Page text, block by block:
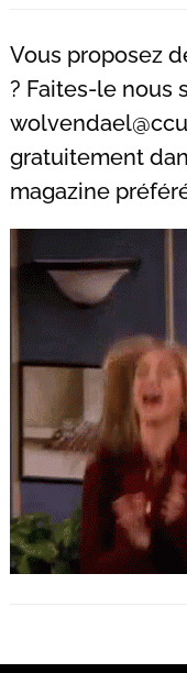
Vous proposez
? Faites-le nous
gratuitement
magazine
Recherche
pour
: